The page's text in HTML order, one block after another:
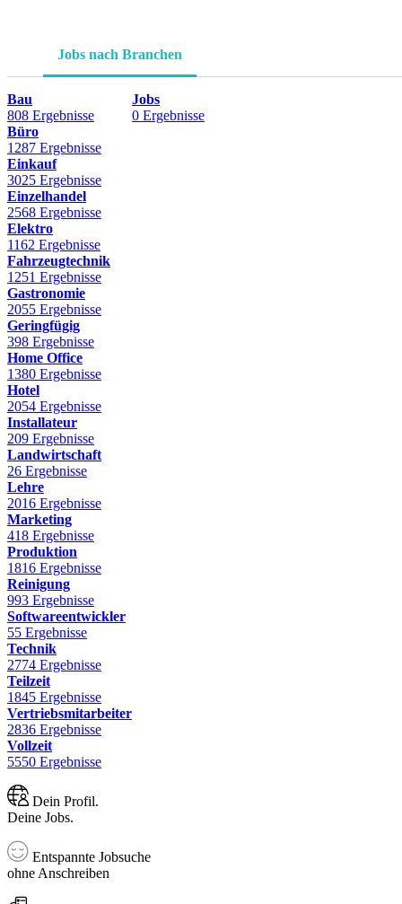
Jobs nach Branchen
Bau
808 Ergebnisse
Büro
1287 Ergebnisse
Einkauf
3025 Ergebnisse
Einzelhandel
2568 Ergebnisse
Elektro
1162 Ergebnisse
Fahrzeugtechnik
1251 Ergebnisse
Gastronomie
2055 Ergebnisse
Geringfügig
398 Ergebnisse
Home Office
1380 Ergebnisse
Hotel
2054 Ergebnisse
Installateur
209 Ergebnisse
Landwirtschaft
26 Ergebnisse
Lehre
2016 Ergebnisse
Marketing
418 Ergebnisse
Produktion
1816 Ergebnisse
Reinigung
993 Ergebnisse
Softwareentwickler
55 Ergebnisse
Technik
2774 Ergebnisse
Teilzeit
1845 Ergebnisse
Vertriebsmitarbeiter
2836 Ergebnisse
Vollzeit
5550 Ergebnisse
Jobs
0 Ergebnisse
Dein Profil.
Deine Jobs.
Entspannte Jobsuche
ohne Anschreiben